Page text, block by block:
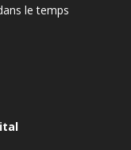
le temps